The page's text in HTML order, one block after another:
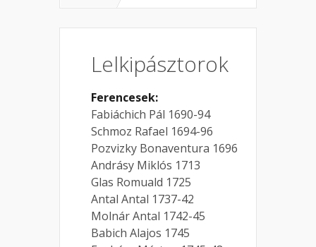
Lelkipásztorok
Ferencesek:
Fabiáchich Pál 1690-94
Schmoz Rafael 1694-96
Pozvizky Bonaventura 1696
Andrásy Miklós 1713
Glas Romuald 1725
Antal Antal 1737-42
Molnár Antal 1742-45
Babich Alajos 1745